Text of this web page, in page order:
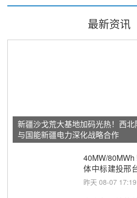
最新资讯
新疆沙戈荒大基地加码光热！西
与国能新疆电力深化战略合作
40MW/
体中标建投邢
调频改造EPC项
昨天 08-07 17:19